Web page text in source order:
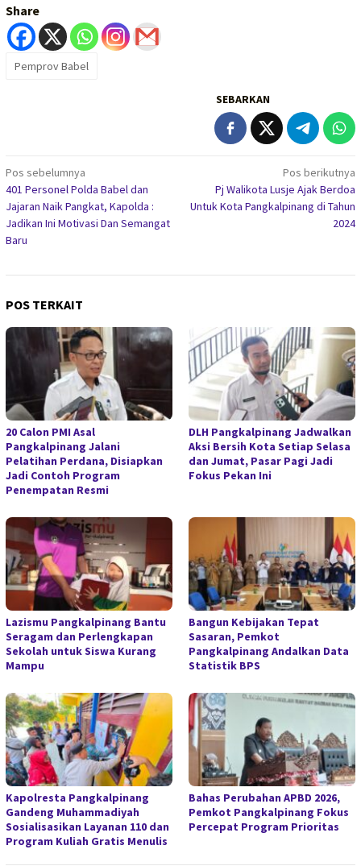
Share
Pemprov Babel
SEBARKAN
Navigasi
pos
Pos sebelumnya
401 Personel Polda Babel dan
Jajaran Naik Pangkat, Kapolda :
Jadikan Ini Motivasi Dan Semangat
Baru
Pos berikutnya
Pj Walikota Lusje Ajak Berdoa
Untuk Kota Pangkalpinang di Tahun
2024
POS TERKAIT
20 Calon PMI Asal
Pangkalpinang Jalani
Pelatihan Perdana, Disiapkan
Jadi Contoh Program
Penempatan Resmi
DLH Pangkalpinang Jadwalkan
Aksi Bersih Kota Setiap Selasa
dan Jumat, Pasar Pagi Jadi
Fokus Pekan Ini
Lazismu Pangkalpinang Bantu
Seragam dan Perlengkapan
Sekolah untuk Siswa Kurang
Mampu
Bangun Kebijakan Tepat
Sasaran, Pemkot
Pangkalpinang Andalkan Data
Statistik BPS
Kapolresta Pangkalpinang
Gandeng Muhammadiyah
Sosialisasikan Layanan 110 dan
Program Kuliah Gratis Menulis
Bahas Perubahan APBD 2026,
Pemkot Pangkalpinang Fokus
Percepat Program Prioritas